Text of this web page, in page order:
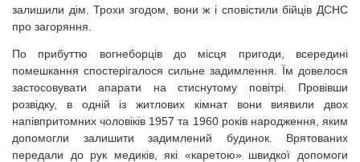
залишили дім. Трохи згодом, вони ж і сповістили бійців ДСНС
про загоряння.
По прибуттю вогнеборців до місця пригоди, всередині
помешкання спостерігалося сильне задимлення. Їм довелося
застосовувати апарати на стиснутому повітрі. Провівши
розвідку, в одній із житлових кімнат вони виявили двох
напівпритомних чоловіків 1957 та 1960 років народження, яким
допомогли залишити задимлений будинок. Врятованих
передали до рук медиків, які «каретою» швидкої допомоги